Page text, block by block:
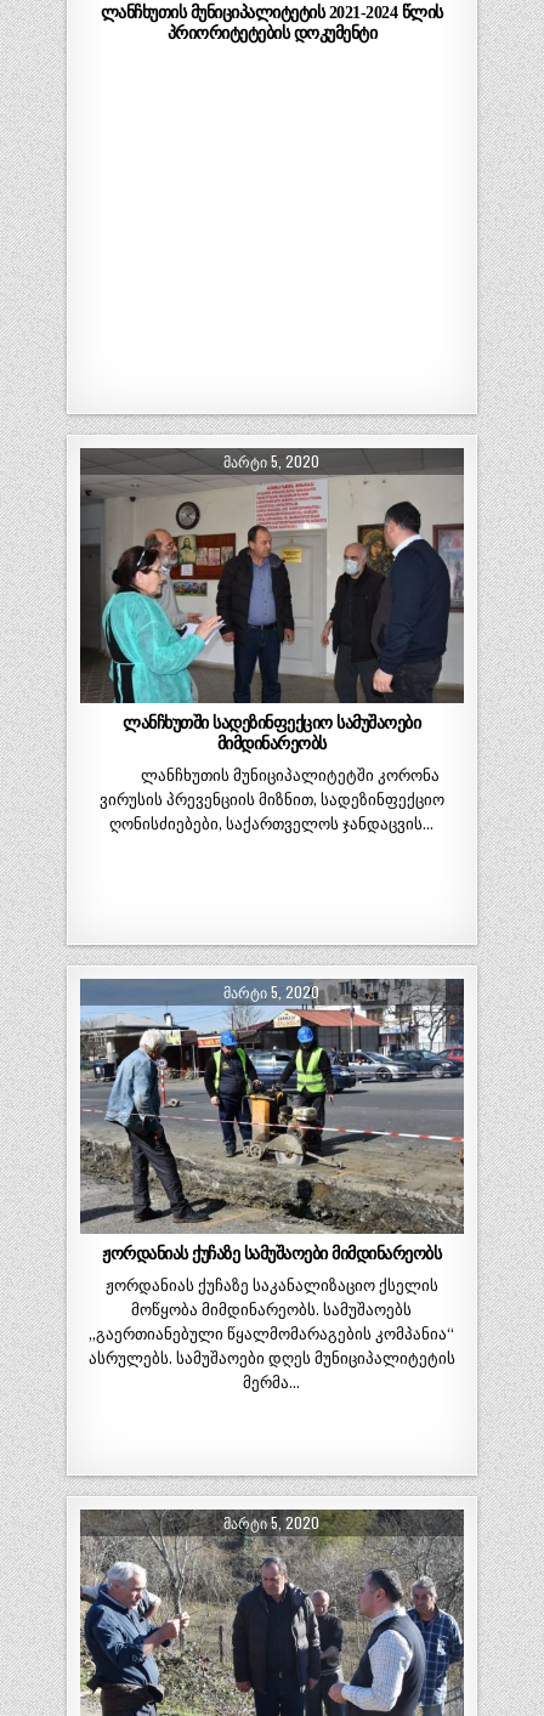
ლანჩხუთის მუნიციპალიტეტის 2021-2024 წლის
პრიორიტეტების დოკუმენტი
ᲛᲐᲠᲢᲘ 5, 2020
ლანჩხუთში სადეზინფექციო სამუშაოები
მიმდინარეობს
ლანჩხუთის მუნიციპალიტეტში კორონა
ვირუსის პრევენციის მიზნით, სადეზინფექციო
ღონისძიებები, საქართველოს ჯანდაცვის…
ᲛᲐᲠᲢᲘ 5, 2020
ჟორდანიას ქუჩაზე სამუშაოები მიმდინარეობს
ჟორდანიას ქუჩაზე საკანალიზაციო ქსელის
მოწყობა მიმდინარეობს. სამუშაოებს
„გაერთიანებული წყალმომარაგების კომპანია“
ასრულებს. სამუშაოები დღეს მუნიციპალიტეტის
მერმა…
ᲛᲐᲠᲢᲘ 5, 2020